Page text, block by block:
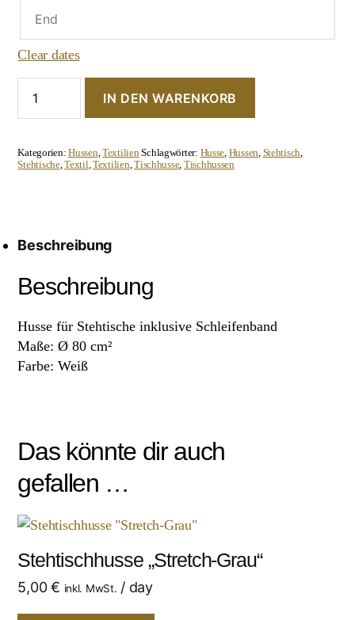
Clear dates
"Hängend-
IN DEN WARENKORB
Kategorien:Hussen ,Textilien Schlagwörter: Husse Hussen Stehtisch
Stehtische,Textil ,Textilien ,Tischhusse, Tischhussen
Beschreibung
Beschreibung
Husse für Stehtische inklusive Schleifenband
Maße: Ø 80 cm²
Farbe: Weiß
Das könnte dir auch
gefallen …
Stehtischhusse „Stretch-Grau“
5,00€ inkl. MwSt. / day